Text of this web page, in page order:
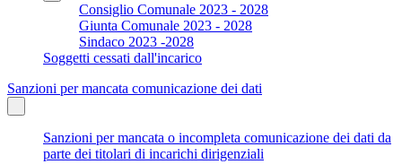
Consiglio Comunale 2023 - 2028
Giunta Comunale 2023 - 2028
Sindaco 2023 -2028
Soggetti cessati dall'incarico
Sanzioni per mancata comunicazione dei dati
Sanzioni per mancata o incompleta comunicazione dei dati da
parte dei titolari di incarichi dirigenziali